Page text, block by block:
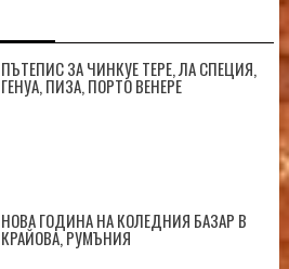
ПЪТЕПИС ЗА ЧИНКУЕ ТЕРЕ, ЛА СПЕЦИЯ,
ГЕНУА, ПИЗА, ПОРТО ВЕНЕРЕ
НОВА ГОДИНА НА КОЛЕДНИЯ БАЗАР В
КРАЙОВА, РУМЪНИЯ